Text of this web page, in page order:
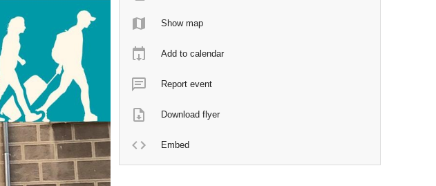
Show map
Add to calendar
Report event
Download flyer
Embed